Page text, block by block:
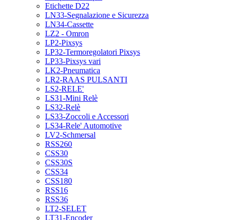
Etichette D22
LN33-Segnalazione e Sicurezza
LN34-Cassette
LZ2 - Omron
LP2-Pixsys
LP32-Termoregolatori Pixsys
LP33-Pixsys vari
LK2-Pneumatica
LR2-RAAS PULSANTI
LS2-RELE'
LS31-Mini Relè
LS32-Relè
LS33-Zoccoli e Accessori
LS34-Rele' Automotive
LV2-Schmersal
RSS260
CSS30
CSS30S
CSS34
CSS180
RSS16
RSS36
LT2-SELET
LT31-Encoder